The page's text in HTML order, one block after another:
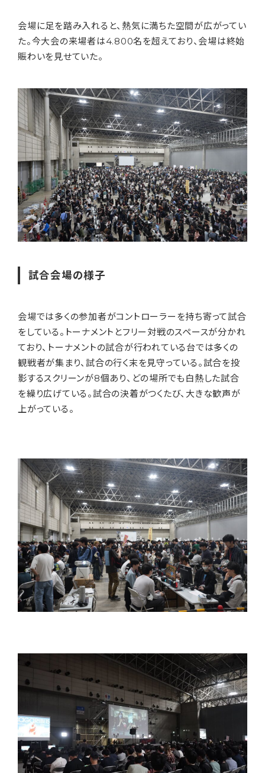
会場に足を踏み入れると、熱気に満ちた空間が広がってい
た。今大会の来場者は4.800名を超えており、会場は終始
賑わいを見せていた。
試合会場の様子
会場では多くの参加者がコントローラーを持ち寄って試合
をしている。トーナメントとフリー対戦のスペースが分かれ
ており、トーナメントの試合が行われている台では多くの
観戦者が集まり、 試合の行く末を見守っている。試合を投
影するスクリーンが8個あり、どの場所でも白熱した試合
を繰り広げている。試合の決着がつくたび、大きな歓声が
上がっている。